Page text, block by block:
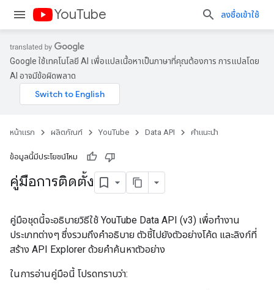
YouTube ลงชื่อเข้าใช้
Google ใช้เทคโนโลยี AI เพื่อแปลเนื้อหาเป็นภาษาที่คุณต้องการ การแปลโดย
AI อาจมีข้อผิดพลาด
หน้าแรก ผลิตภัณฑ์ YouTube Data API คำแนะนำ
ข้อมูลนี้มีประโยชน์ไหม
คู่มือการติดตั้ง
คู่มือชุดนี้จะอธิบายวิธีใช้ YouTube Data API (v3) เพื่อทํางาน
ประเภทต่างๆ ซึ่งรวมถึงคําอธิบาย ตัวชี้ไปยังตัวอย่างโค้ด และลิงก์ที่
สร้าง API Explorer ด้วยคําค้นหาตัวอย่าง
ในการอ่านคู่มือนี้ โปรดทราบว่า: